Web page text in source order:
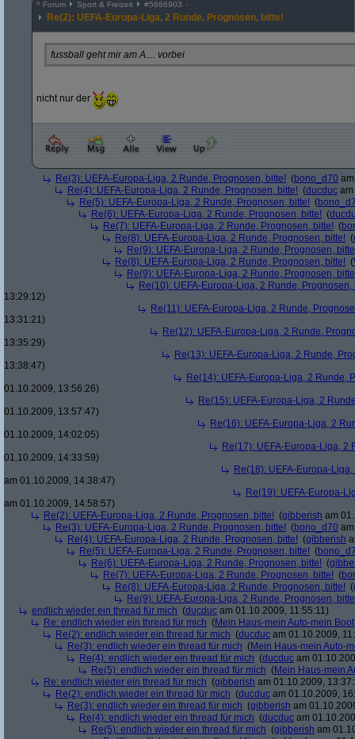
^ Forum Sport & Freizeit #5686903
Re(2): UEFA-Europa-Liga, 2 Runde, Prognosen, bitte!
fussball geht mir am A.... vorbei
nicht nur der
Re(3): UEFA-Europa-Liga, 2 Runde, Prognosen, bitte! (bono_d70
Re(4): UEFA-Europa-Liga, 2 Runde, Prognosen, bitte! (ducduc
Re(5): UEFA-Europa-Liga, 2 Runde, Prognosen, bitte! (
Re(6): UEFA-Europa-Liga, 2 Runde, Prognosen, bitte! (
Re(7): UEFA-Europa-Liga, 2 Runde, Prognosen, bitte! (
Re(8): UEFA-Europa-Liga, 2 Runde, Prognosen, bitte! (
Re(9): UEFA-Europa-Liga, 2 Runde, Prognosen,
Re(8): UEFA-Europa-Liga, 2 Runde, Prognosen, bitte! (
Re(9): UEFA-Europa-Liga, 2 Runde, Prognosen,
Re(10): UEFA-Europa-Liga, 2 Runde, Prognosen,
13:29:12)
Re(11): UEFA-Europa-Liga, 2 Runde,
13:31:21)
Re(12): UEFA-Europa-Liga, 2 Runde,
13:35:29)
Re(13): UEFA-Europa-Liga, 2 Runde,
13:38:47)
Re(14): UEFA-Europa-Liga, 2 Runde,
01.10.2009, 13:56:26)
Re(15): UEFA-Europa-Liga, 2
01.10.2009, 13:57:47)
Re(16): UEFA-Europa-Liga, 2
01.10.2009, 14:02:05)
Re(17): UEFA-Europa-Liga, 2
01.10.2009, 14:33:59)
Re(18): UEFA-Europa-
am 01.10.2009, 14:38:47)
Re(19): UEFA-Europa-
am 01.10.2009, 14:58:57)
Re(2): UEFA-Europa-Liga, 2 Runde, Prognosen, bitte! (gibberish am
Re(3): UEFA-Europa-Liga, 2 Runde, Prognosen, bitte! (bono_d70
Re(4): UEFA-Europa-Liga, 2 Runde, Prognosen, bitte! (gibberish
Re(5): UEFA-Europa-Liga, 2 Runde, Prognosen, bitte! (
Re(6): UEFA-Europa-Liga, 2 Runde, Prognosen, bitte! (
Re(7): UEFA-Europa-Liga, 2 Runde, Prognosen, bitte! (
Re(8): UEFA-Europa-Liga, 2 Runde, Prognosen, bitte! (
Re(9): UEFA-Europa-Liga, 2 Runde, Prognosen,
endlich wieder ein thread für mich (ducduc am 01.10.2009, 11:55:11)
Re: endlich wieder ein thread für mich (Mein Haus-mein Auto-mein Boot
Re(2): endlich wieder ein thread für mich (ducduc am 01.10.2009,
Re(3): endlich wieder ein thread für mich (Mein Haus-mein Auto-
Re(4): endlich wieder ein thread für mich (ducduc am
Re(5): endlich wieder ein thread für mich (Mein Haus-mein
Re: endlich wieder ein thread für mich (gibberish am 01.10.2009,
Re(2): endlich wieder ein thread für mich (ducduc am 01.10.2009,
Re(3): endlich wieder ein thread für mich (gibberish am
Re(4): endlich wieder ein thread für mich (ducduc am
Re(5): endlich wieder ein thread für mich (gibberish am